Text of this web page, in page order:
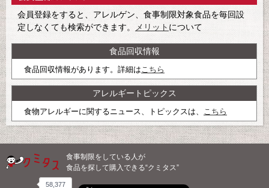
会員登録をすると、アレルゲン、食事制限対象食品を毎回設
定しなくても検索ができます。
メリット について
食品回収情報
食品回収情報があります。詳細はこちら
アレルギートピックス
食物アレルギーに関するニュース、トピックスは、 こちら
食事制限をしている人が
食品を探して購入できる“クミタス”
58,377